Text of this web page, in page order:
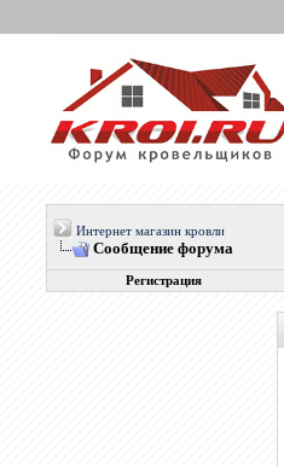
Интернет магазин кровли
Сообщение форума
Регистрация